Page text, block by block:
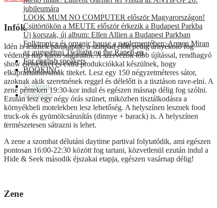
jubileumára
LOOK MUM NO COMPUTER először Magyarországon!
Csütörtökön a MEUTE először érkezik a Budapest Parkba
Új korszak, új album: Ellen Allien a Budapest Parkban
Folktronica és organic house a naplementében: Armen Miran
az augusztusi Twilight on the Ranch-en
For english speakers
BOOKING
facebook
instagram
Infók
Idén is lesznek párakapuk, a színpad előtt pedig árnyékoló fog
védeni a nap káros sugaraitól. A szervezők több újítással, rendhagyó
show elemekkel és extra produkciókkal készülnek, hogy
elkápráztathassanak titeket. Lesz egy 150 négyzetméteres sátor,
azoknak akik szeretnének reggel és délelőtt is a tisztáson rave-elni. A
zene pénteken 19:30-kor indul és egészen másnap délig fog szólni.
Ezután lesz egy négy órás szünet, miközben tisztálkodásra a
környékbeli motelekben lesz lehetőség. A helyszínen lesznek food
truck-ok és gyümölcsárusítás (dinnye + barack) is. A helyszínen
természetesen sátrazni is lehet.
A zene a szombat délutáni daytime partival folytatódik, ami egészen
pontosan 16:00-22:30 között fog tartani, közvetlenül ezután indul a
Hide & Seek második éjszakai etapja, egészen vasárnap délig!
Zene